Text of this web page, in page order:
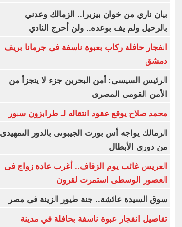
بيان ناري من خوان بيزيرا.. الزمالك وعدني
بالرحيل ولم يف بوعده.. ولن أحرج النادي
انفجار حافلة ركاب بعبوة ناسفة فى جرمانا بريف
دمشق
الرئيس السيسى: أمن البحرين جزء لا يتجزأ من
الأمن القومى المصرى
محمد صلاح يوقع عقود انتقاله لـ طرابزون سبور
الزمالك يواجه أس بورت الجيبوتى بالدور التمهيدى
من دورى الأبطال
العريس غائب يوم الزفاف.. أغرب عادة زواج فى
العصور الوسطى استمرت لقرون
سوق السيدة عائشة.. جنة طيور الزينة فى مصر
تفاصيل انفجار عبوة ناسفة بحافلة في مدينة